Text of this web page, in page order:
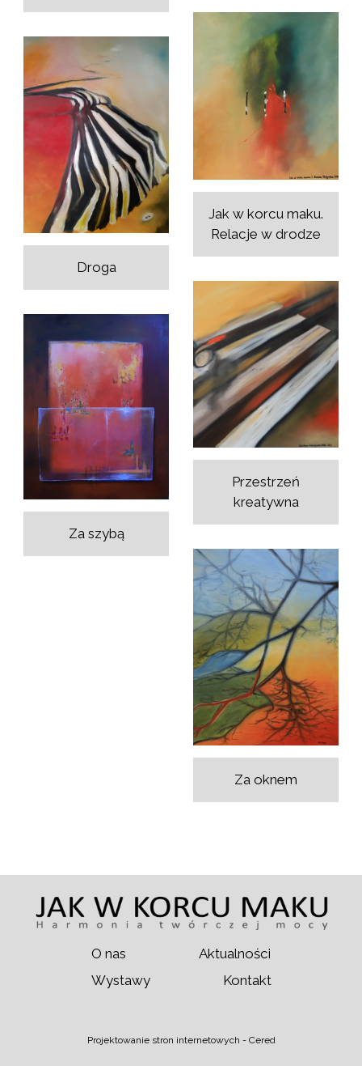
Jak w korcu maku.
Relacje w drodze
Droga
Przestrzeń
kreatywna
Za szybą
Za oknem
O nas
Aktualności
Wystawy
Kontakt
Projektowanie stron internetowych - Cered